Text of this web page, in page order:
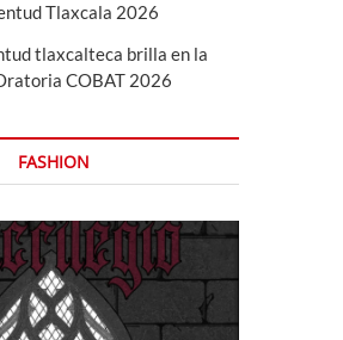
Tlaxcala 2026
tlaxcalteca brilla en la
COBAT 2026
FASHION